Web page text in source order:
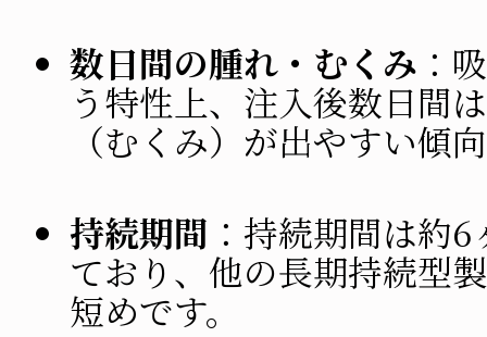
数日間の腫れ・むくみ ：
う特性上、注入後数日間
（むくみ）が出やすい傾
持続期間 ：持続期間は約
ており、他の長期持続型
短めです。